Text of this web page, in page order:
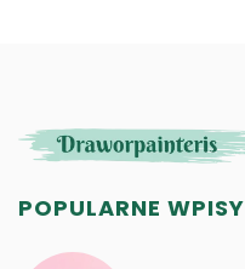
POPULARNE WPISY